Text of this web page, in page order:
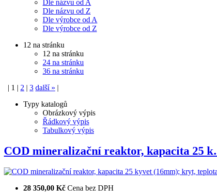
Dle názvu od A
Dle názvu od Z
Dle výrobce od A
Dle výrobce od Z
12 na stránku
12 na stránku
24 na stránku
36 na stránku
1 2 3 další »
Typy katalogů
Obrázkový výpis
Řádkový výpis
Tabulkový výpis
COD mineralizační reaktor, kapacita 25
28 350,00 Kč Cena bez DPH